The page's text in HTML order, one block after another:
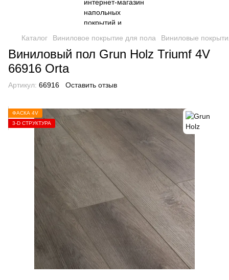
Каталог Виниловое покрытие для пола Виниловые
Виниловый пол Grun Holz Triumf 4V
66916 Orta
Артикул: 66916 Оставить отзыв
ФАСКА 4V
3-D СТРУКТУРА